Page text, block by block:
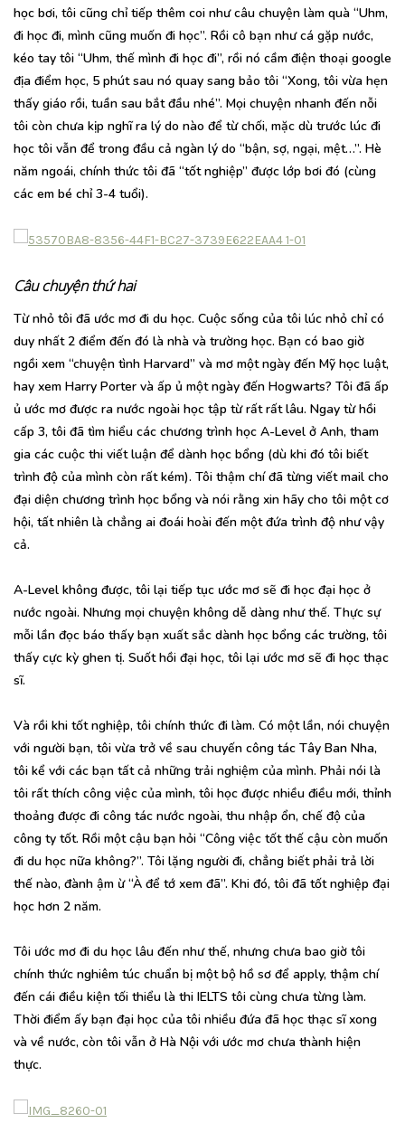
học bơi, tôi cũng chỉ tiếp thêm coi như câu chuyện làm quà “Uhm,
đi học đi, mình cũng muốn đi học”. Rồi cô bạn như cá gặp nước,
kéo tay tôi “Uhm, thế mình đi học đi”, rồi nó cầm điện thoại google
địa điểm học, 5 phút sau nó quay sang bảo tôi “Xong, tôi vừa hẹn
thấy giáo rồi, tuần sau bắt đầu nhé”. Mọi chuyện nhanh đến nỗi
tôi còn chưa kịp nghĩ ra lý do nào để từ chối, mặc dù trước lúc đi
học tôi vẫn để trong đầu cả ngàn lý do “bận, sợ, ngại, mệt…”. Hè
năm ngoái, chính thức tôi đã “tốt nghiệp” được lớp bơi đó (cùng
các em bé chỉ 3-4 tuổi).
Câu chuyện thứ hai
Từ nhỏ tôi đã ước mơ đi du học. Cuộc sống của tôi lúc nhỏ chỉ có
duy nhất 2 điểm đến đó là nhà và trường học. Bạn có bao giờ
ngồi xem “chuyện tình Harvard” và mơ một ngày đến Mỹ học luật,
hay xem Harry Porter và ấp ủ một ngày đến Hogwarts? Tôi đã ấp
ủ ước mơ được ra nước ngoài học tập từ rất rất lâu. Ngay từ hồi
cấp 3, tôi đã tìm hiểu các chương trình học A-Level ở Anh, tham
gia các cuộc thi viết luận để dành học bổng (dù khi đó tôi biết
trình độ của mình còn rất kém). Tôi thậm chí đã từng viết mail cho
đại diện chương trình học bổng và nói rằng xin hãy cho tôi một cơ
hội, tất nhiên là chẳng ai đoái hoài đến một đứa trình độ như vậy
cả.
A-Level không được, tôi lại tiếp tục ước mơ sẽ đi học đại học ở
nước ngoài. Nhưng mọi chuyện không dễ dàng như thế. Thực sự
mỗi lần đọc báo thấy bạn xuất sắc dành học bổng các trường, tôi
thấy cực kỳ ghen tị. Suốt hồi đại học, tôi lại ước mơ sẽ đi học thạc
sĩ.
Và rồi khi tốt nghiệp, tôi chính thức đi làm. Có một lần, nói chuyện
với người bạn, tôi vừa trở về sau chuyến công tác Tây Ban Nha,
tôi kể với các bạn tất cả những trải nghiệm của mình. Phải nói là
tôi rất thích công việc của mình, tôi học được nhiều điều mới, thỉnh
thoảng được đi công tác nước ngoài, thu nhập ổn, chế độ của
công ty tốt. Rồi một cậu bạn hỏi “Công việc tốt thế cậu còn muốn
đi du học nữa không?”. Tôi lặng người đi, chẳng biết phải trả lời
thế nào, đành ậm ừ “À để tớ xem đã”. Khi đó, tôi đã tốt nghiệp đại
học hơn 2 năm.
Tôi ước mơ đi du học lâu đến như thế, nhưng chưa bao giờ tôi
chính thức nghiêm túc chuẩn bị một bộ hồ sơ để apply, thậm chí
đến cái điều kiện tối thiểu là thi IELTS tôi cùng chưa từng làm.
Thời điểm ấy bạn đại học của tôi nhiều đứa đã học thạc sĩ xong
và về nước, còn tôi vẫn ở Hà Nội với ước mơ chưa thành hiện
thực.